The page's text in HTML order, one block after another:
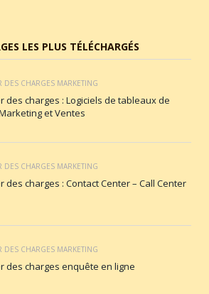
LES PLUS TÉLÉCHARGÉS
DES CHARGES MARKETING
des charges : Logiciels de tableaux de
et Ventes
DES CHARGES MARKETING
des charges : Contact Center – Call Center
DES CHARGES MARKETING
des charges enquête en ligne